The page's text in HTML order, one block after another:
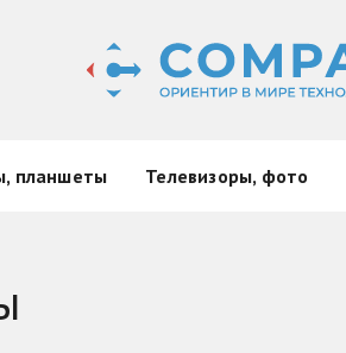
планшеты Телевизоры, фото